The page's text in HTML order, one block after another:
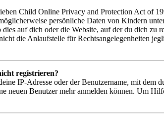
Child Online Privacy and Protection Act of
persönliche Daten von Kindern
auf dich oder die Website, auf der du dich zu
die Anlaufstelle für Rechtsangelegenheiten
registrieren?
IP-Adresse oder der Benutzername, mit
neuen Benutzer mehr anmelden können. Um